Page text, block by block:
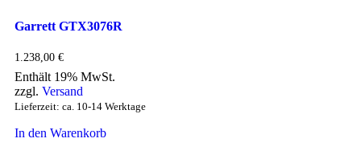
Garrett GTX3076R
1.238,00 €
Enthält 19% MwSt.
zzgl. Versand
Lieferzeit: ca. 10-14 Werktage
In den Warenkorb